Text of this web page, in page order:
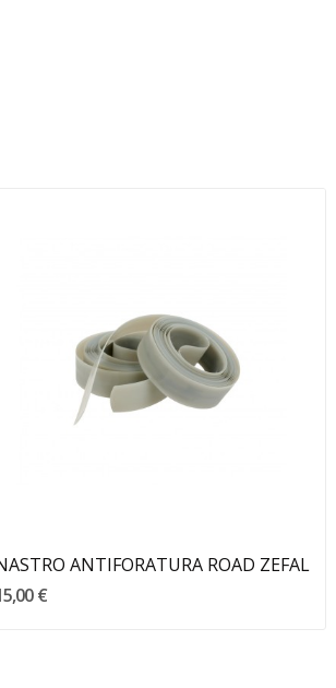
ANTIFORATURA ROAD ZEFAL
€